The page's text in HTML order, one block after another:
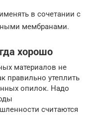
в сочетании с
мембранами.
хорошо
материалов не
правильно утеплить
опилок. Надо
считаются